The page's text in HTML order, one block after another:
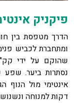
פיקניק
הדרך מטפסת בין
ומתחברת לכביש
שהוקם על ידי
נסתרות ביער. שפע
דקות למנוחה